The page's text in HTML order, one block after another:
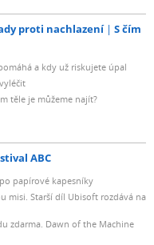
proti nachlazení
S čím
a kdy už riskujete úpal
těle je můžeme najít?
ABC
papírové kapesníky
misi. Starší díl Ubisoft rozdává na
zdarma. Dawn of the Machine